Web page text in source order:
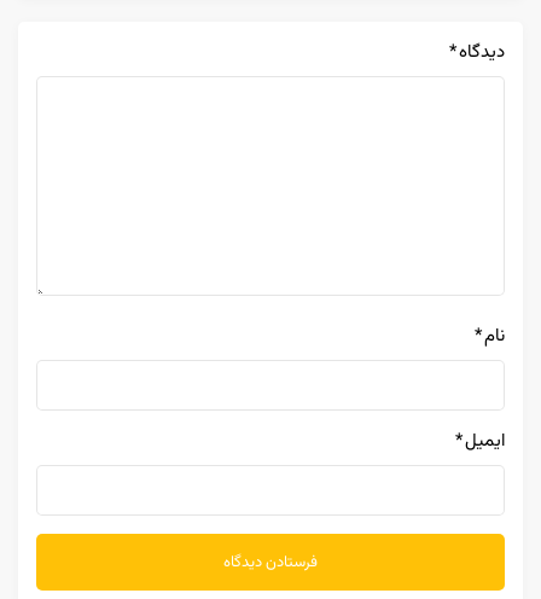
دیدگاه*
نام*
ایمیل*